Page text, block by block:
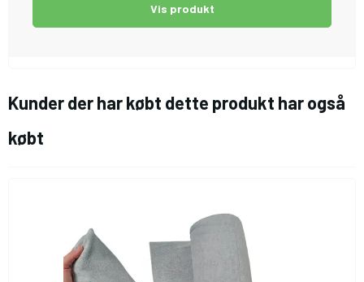
Vis produkt
Kunder der har købt dette produkt har også
købt